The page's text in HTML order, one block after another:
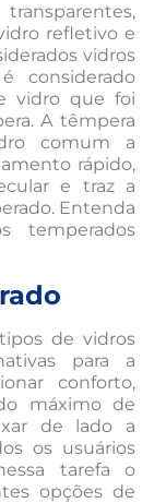
refletivo e
vidros
considerado
vidro que foi
A têmpera
comum a
rápido,
e traz a
Entenda
temperados
de vidros
para a
conforto,
máximo de
de lado a
os usuários
tarefa o
opções de